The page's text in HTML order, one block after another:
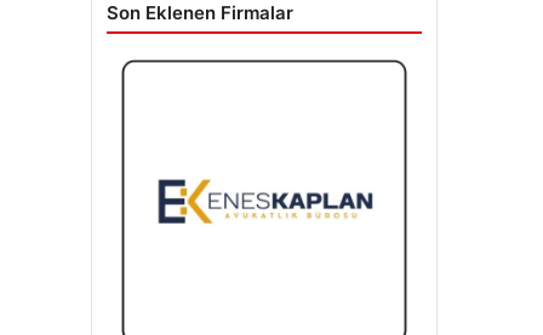
Son Eklenen Firmalar